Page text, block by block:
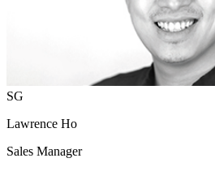
SG
Lawrence Ho
Sales Manager